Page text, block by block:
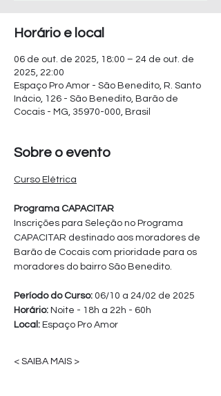
Horário e local
06 de out. de 2025, 18:00 – 24 de out. de
2025, 22:00
Espaço Pro Amor - São Benedito, R. Santo
Inácio, 126 - São Benedito, Barão de
Cocais - MG, 35970-000, Brasil
Sobre o evento
Curso Elétrica
Programa CAPACITAR
Inscrições para Seleção no Programa
CAPACITAR destinado aos moradores de
Barão de Cocais com prioridade para os
moradores do bairro São Benedito.
Período do Curso: 06/10 a 24/02 de 2025
Horário: Noite - 18h a 22h - 60h
Local: Espaço Pro Amor
< SAIBA MAIS >